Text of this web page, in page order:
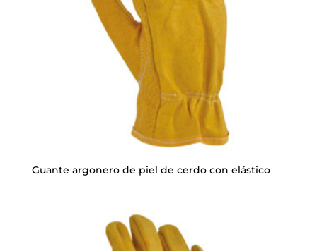
Guante argonero de piel de cerdo con elástico